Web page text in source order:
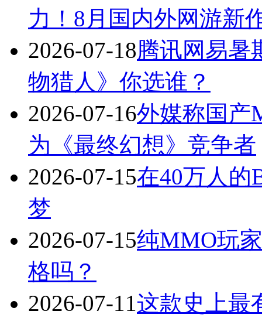
力！8月国内外网游新
2026-07-18腾讯网易暑
物猎人》你选谁？
2026-07-16外媒称国产
为《最终幻想》竞争者
2026-07-15在40万人的
梦
2026-07-15纯MMO玩
格吗？
2026-07-11这款史上最